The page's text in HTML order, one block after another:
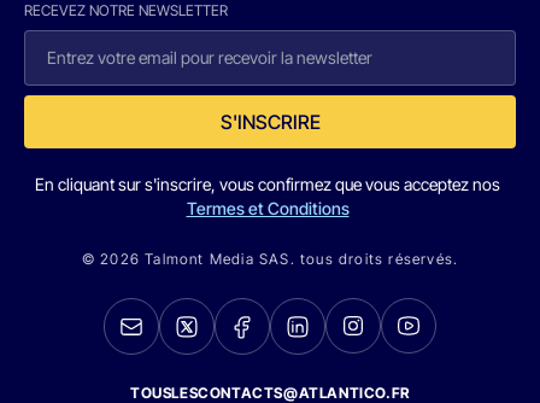
RECEVEZ NOTRE NEWSLETTER
S'INSCRIRE
En cliquant sur s'inscrire, vous confirmez que vous acceptez nos
Termes et Conditions
© 2026 Talmont Media SAS. tous droits réservés.
TOUSLESCONTACTS@ATLANTICO.FR